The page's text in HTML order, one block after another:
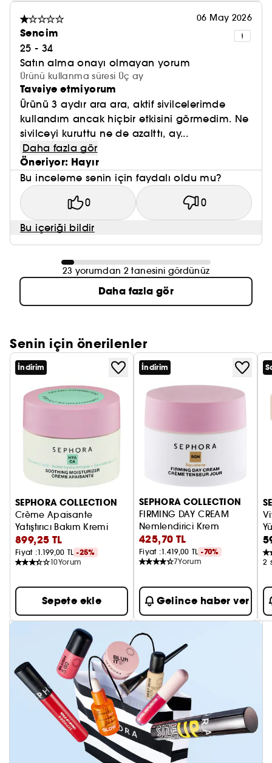
06 May 2026
Sencim
25 - 34
Satın alma onayı olmayan yorum
Ürünü kullanma süresi Üç ay
Tavsiye etmiyorum
Ürünü 3 aydır ara ara, aktif sivilcelerimde
kullandım ancak hiçbir etkisini görmedim. Ne
sivilceyi kuruttu ne de azalttı, ay...
Daha fazla gör
Öneriyor: Hayır
Bu inceleme senin için faydalı oldu mu?
0 0
Bu içeriği bildir
23 yorumdan 2 tanesini gördünüz
Daha fazla gör
Senin için önerilenler
İndirim
SEPHORA COLLECTION
Crème Apaisante
Yatıştırıcı Bakım Kremi
899,25 TL
Fiyat :1.199,00 TL -25%
10Yorum
Sepete ekle
İndirim
SEPHORA COLLECTION
FIRMING DAY CREAM
Nemlendirici Krem
425,70 TL
Fiyat :1.419,00 TL -70%
7Yorum
Gelince haber ver
2